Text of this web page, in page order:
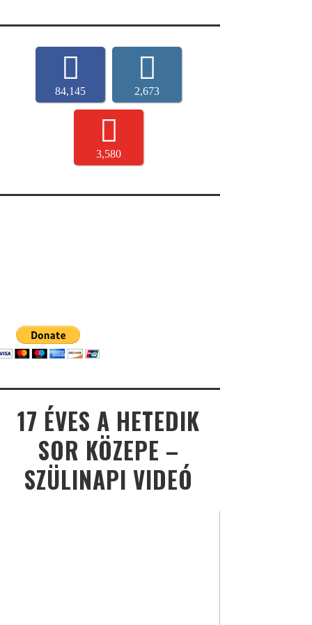
84,145 2,673
3,580
17 ÉVES A HETEDIK
SOR KÖZEPE –
SZÜLINAPI VIDEÓ